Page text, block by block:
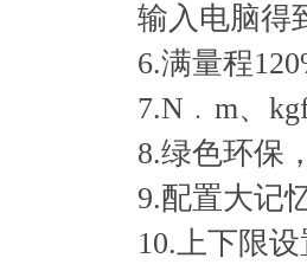
输入电脑得到
6.满量程
7.N﹒m
8.绿色环保
9.配置大记忆
10.上下限设